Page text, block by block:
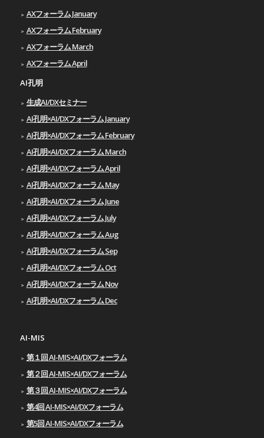
AXフォーラム January
AXフォーラム February
AXフォーラム March
AXフォーラム April
AI孔明
生成AI/DXセミナー
AI孔明×AI/DXフォーラム January
AI孔明×AI/DXフォーラム February
AI孔明×AI/DXフォーラム March
AI孔明×AI/DXフォーラム April
AI孔明×AI/DXフォーラム May
AI孔明×AI/DXフォーラム June
AI孔明×AI/DXフォーラム July
AI孔明×AI/DXフォーラム Aug
AI孔明×AI/DXフォーラム Sep
AI孔明×AI/DXフォーラム Oct
AI孔明×AI/DXフォーラム Nov
AI孔明×AI/DXフォーラム Dec
AI-MIS
第１回 AI-MIS×AI/DXフォーラム
第２回 AI-MIS×AI/DXフォーラム
第３回 AI-MIS×AI/DXフォーラム
第4回 AI-MIS×AI/DXフォーラム
第5回 AI-MIS×AI/DXフォーラム